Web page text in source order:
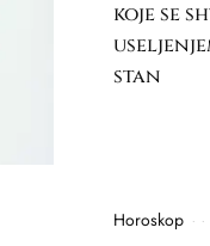
koje se
stan
Horoskop